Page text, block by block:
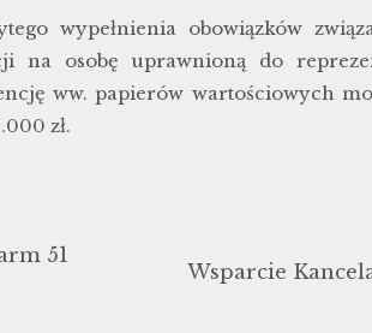
wypełnienia obowiązków
na osobę uprawnioną do
ww. papierów wartościowych
zł.
51
Wsparcie